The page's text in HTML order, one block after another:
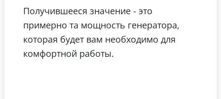
Получившееся значение - это
примерно та мощность генератора,
которая будет вам необходимо для
комфортной работы.